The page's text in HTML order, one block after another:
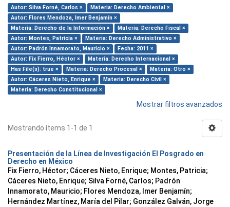
Autor: Silva Forné, Carlos ×
Materia: Derecho Ambiental ×
Autor: Flores Mendoza, Imer Benjamín ×
Materia: Derecho de la Información ×
Materia: Derecho Fiscal ×
Autor: Montes, Patricia ×
Materia: Derecho Administrativo ×
Autor: Padrón Innamorato, Mauricio ×
Fecha: 2011 ×
Autor: Fix Fierro, Héctor ×
Materia: Derecho Internacional ×
Has File(s): true ×
Materia: Derecho Procesal ×
Materia: Otro ×
Autor: Cáceres Nieto, Enrique ×
Materia: Derecho Civil ×
Materia: Derecho Constitucional ×
Mostrar filtros avanzados
Mostrando ítems 1-1 de 1
Presentación de la Línea de Investigación El Posgrado en
Derecho en México
Fix Fierro, Héctor; Cáceres Nieto, Enrique; Montes, Patricia;
Cáceres Nieto, Enrique; Silva Forné, Carlos; Padrón
Innamorato, Mauricio; Flores Mendoza, Imer Benjamín;
Hernández Martínez, María del Pilar; González Galván, Jorge